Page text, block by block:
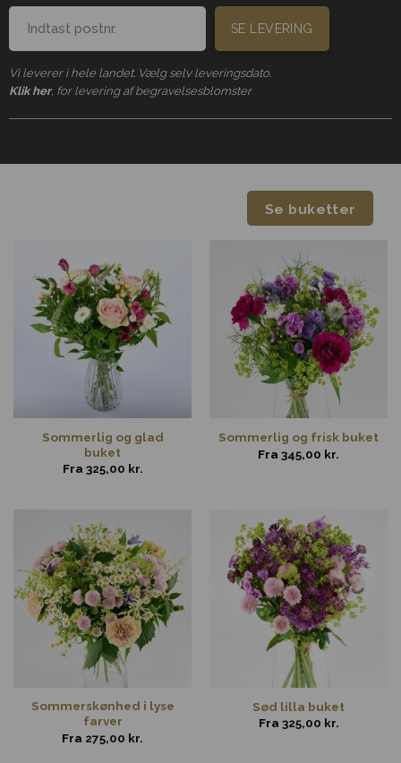
SE LEVERING
Vi leverer i hele landet. Vælg selv leveringsdato.
Klik her, for levering af begravelsesblomster
Se buketter
Sommerlig og glad
buket
Fra 325,00 kr.
Sommerlig og frisk buket
Fra 345,00 kr.
Sommerskønhed i lyse
farver
Fra 275,00 kr.
Sød lilla buket
Fra 325,00 kr.